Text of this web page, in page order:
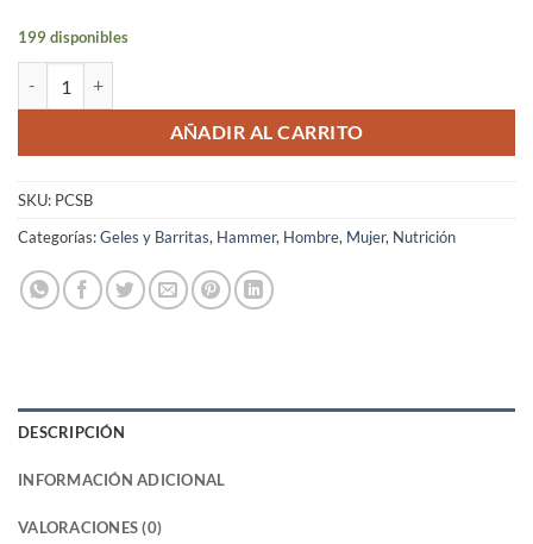
199 disponibles
AÑADIR AL CARRITO
SKU: PCSB
Categorías:Geles y Barritas, Hammer, Hombre, Mujer, Nutrición
DESCRIPCIÓN
INFORMACIÓN ADICIONAL
VALORACIONES (0)